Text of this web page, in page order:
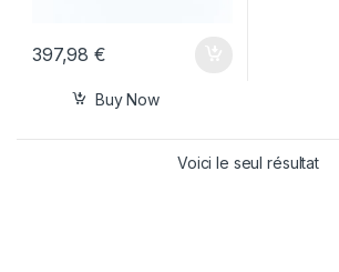
397,98€
Buy Now
Voici le seul résultat